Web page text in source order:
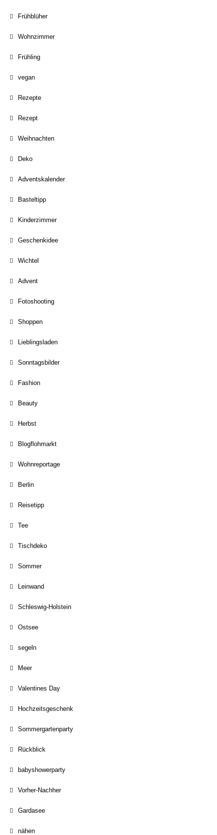
Frühblüher
Wohnzimmer
Frühling
vegan
Rezepte
Rezept
Weihnachten
Deko
Adventskalender
Basteltipp
Kinderzimmer
Geschenkidee
Wichtel
Advent
Fotoshooting
Shoppen
Lieblingsladen
Sonntagsbilder
Fashion
Beauty
Herbst
Blogflohmarkt
Wohnreportage
Berlin
Reisetipp
Tee
Tischdeko
Sommer
Leinwand
Schleswig-Holstein
Ostsee
segeln
Meer
Valentines Day
Hochzeitsgeschenk
Sommergartenparty
Rückblick
babyshowerparty
Vorher-Nachher
Gardasee
nähen